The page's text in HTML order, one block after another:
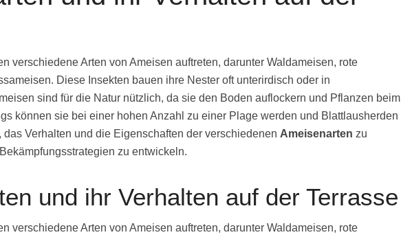
verschiedene Arten von Ameisen auftreten, darunter Waldameisen, rote
Diese Insekten bauen ihre Nester oft unterirdisch oder in
sind für die Natur nützlich, da sie den Boden auflockern und Pflanzen beim
können sie bei einer hohen Anzahl zu einer Plage werden und Blattlausherden
Verhalten und die Eigenschaften der verschiedenen Ameisenarten zu
zu entwickeln.
und ihr Verhalten auf der Terrasse
verschiedene Arten von Ameisen auftreten, darunter Waldameisen, rote